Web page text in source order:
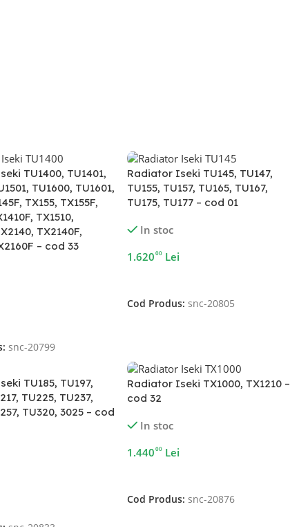
TU1400, TU1401,
TU1600, TU1601,
TX155, TX155F,
TX1510,
TX2140F,
– cod 33
snc-20799
Radiator Iseki TU145, TU147,
TU155, TU157, TU165, TU167,
TU175, TU177 – cod 01
In stoc
1.62000 Lei
Cod Produs: snc-20805
TU185, TU197,
TU225, TU237,
TU320, 3025 – cod
Radiator Iseki TX1000, TX1210 –
cod 32
In stoc
1.44000 Lei
Cod Produs: snc-20876